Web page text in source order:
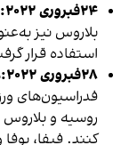
۲۴فبروری ۲۰۲۲:
بلاروس نیز
استفاده قرار
۲۸فبروری ۲۰۲۲:
فدراسیون‌های
روسیه و بلاروس
کنند. فیفا،